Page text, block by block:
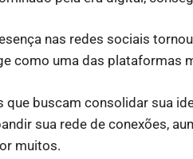
nas redes sociais
como uma das plataformas
que buscam consolidar sua
sua rede de conexões,
muitos.